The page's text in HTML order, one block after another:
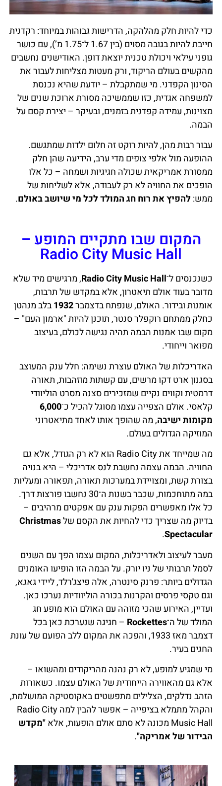
כדי להיות חלק מהלהקה, הדרישות גבוהות במיוחד: רקדנית
חייבת להיות בגובה מסוים (בין 1.67 ל־1.75 מ’), עם כושר
גופני עילאי ויכולת טכנית יוצאת דופן. האודישנים נחשבים
מהקשים בעולם הריקוד, ורק מעטות מצליחות לעבור את
הסינון הקפדני. מי שמתקבלת – יודעת שהיא נכנסת
למשפחה אגדית, כזו שממשיכה מסורת ארוכת שנים של
מצוינות, עמידה קפדנית בזמנים, ובעיקר – יצירת קסם על
הבמה.
עבור רבות מהן, להיות רוקט זה חלום ילדות שמתגשם.
ההופעה מול אלפי צופים מדי ערב, הידיעה שהן חלק
ממסורת אמריקאית שכולה חגיגיות ושמחה – כל אלו
הופכים את החוויה לא רק לעבודה, אלא לשליחות של
ממש:להפיץ את רוח חג המולד לכל מי שיושב באולם.
המקום שבו מתקיים המופע –
Radio City Music Hall
כשנכנסים ל־Radio City Music Hall, מרגישים מיד שלא
מדובר בעוד אולם תיאטרון, אלא במקדש של תרבות,
אומנות ובידור. האולם, שנפתח בדצמבר1932בלב מנהטן
כחלק ממתחם רוקפלר סנטר, תוכנן להיות "ארמון העם" –
מקום שבו אמנות הבמה תהיה נגישה לכולם, בעיצוב
מפואר וייחודי.
האדריכלות של האולם עוצרת נשימה: חלל ענק המעוצב
בסגנון ארט דקו מרשים, עם קשתות מוזהבות, תאורה
דרמטית וקווים נקיים שמזכירים סצנה מסרט הוליוודי
קלאסי. אולם הצפייה עצמו מסוגל להכיל כ־6,000
מקומות ישיבה, מה שהופך אותו לאחד מתיאטרוני
המוזיקה הגדולים בעולם.
מה שמייחד את Radio City הוא לא רק הגודל, אלא גם
החוויה. הבמה עצמה נחשבת לנס אדריכלי – היא בנויה
בצורת קשת, ומצויידת במערכות תאורה, תפאורה ומעליות
במה מתוחכמות, שכבר בשנות ה־30 נחשבו פורצות דרך.
כל אלו מאפשרים הפקות ענק עם אפקטים מרהיבים –
בדיוק מה שצריך כדי להחיות את הקסם שלChristmas
Spectacular
.
מעבר לעיצוב ולאדריכלות, המקום עצמו הפך עם השנים
לסמל תרבותי של ניו יורק. על הבמה הזו הופיעו האומנים
הגדולים ביותר: פרנק סינטרה, אלה פיצג'רלד, ליידי גאגא,
וגם טקסי פרסים והקרנות בכורה הוליוודיות נערכו כאן.
ועדיין, האירוע שהכי מזוהה עם האולם הוא מופע חג
המולד של ה־Rockettes – חגיגה שנערכת כאן בכל
דצמבר מאז 1933, והפכה את המקום ללב הפועם של עונת
החגים בעיר.
מי שמגיע למופע, לא רק נהנה מהריקודים ומהשואו –
אלא גם מהאווירה הייחודית של האולם עצמו. כשאורות
הזהב נדלקים, הצלילים מתפשטים באקוסטיקה המושלמת,
והקהל מתמלא בציפייה – אפשר להבין למה Radio City
Music Hall מכונה לא סתם אולם הופעות, אלא
"מקדש
הבידור של אמריקה".